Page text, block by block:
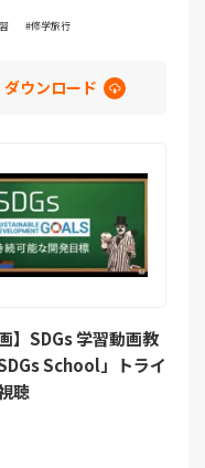
修学旅行
ダウンロード
画】SDGs 学習動画教
School」トライ
聴